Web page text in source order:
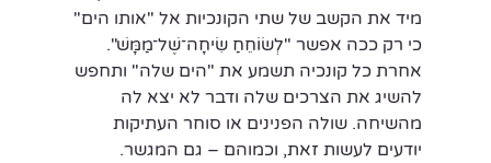
מיד את הקשב של שתי הקונכיות אל "אותו הים"
כי רק ככה אפשר "לְשׂוֹחֵחַ שִׂיחָה־שֶׁל־מַמָּשׁ".
אחרת כל קונכיה תשמע את "הים שלה" ותחפש
להשיג את הצרכים שלה ודבר לא יצא לה
מהשיחה. שולה הפנינים או סוחר העתיקות
יודעים לעשות זאת, וכמוהם – גם המגשר.